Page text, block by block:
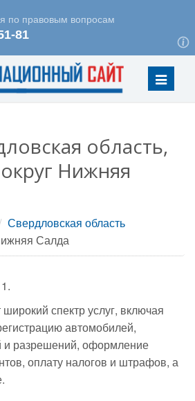
Меню
область,
Нижняя
Свердловская область
Салда
спектр услуг, включая
автомобилей,
и разрешений, оформление
оплату налогов и штрафов, а